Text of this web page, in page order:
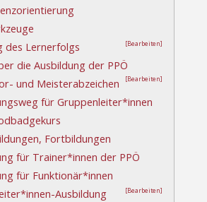
des Lernerfolgs [Bearbeiten]
die Ausbildung der PPÖ
[Bearbeiten]
und Meisterabzeichen
für Gruppenleiter*innen
Fortbildungen
für Trainer*innen der PPÖ
für Funktionär*innen
Ausbildung [Bearbeiten]